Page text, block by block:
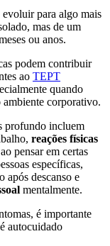
para algo mais
mas de um
ou anos.
podem contribuir
ao TEPT
quando
ambiente corporativo.
profundo incluem
reações físicas
pensar em certas
específicas,
após descanso e
mentalmente.
é importante
autocuidado